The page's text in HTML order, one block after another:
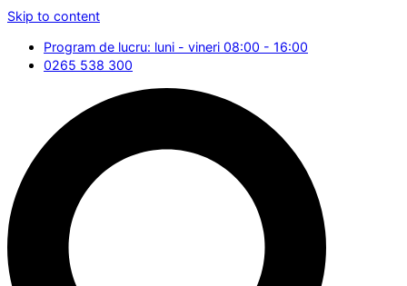
Skip to content
Program de lucru: luni - vineri 08:00 - 16:00
0265 538 300